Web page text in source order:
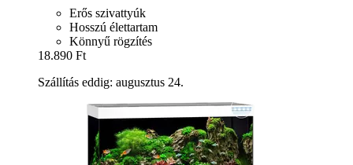
Erős szivattyúk
Hosszú élettartam
Könnyű rögzítés
18.890 Ft
Szállítás eddig: augusztus 24.